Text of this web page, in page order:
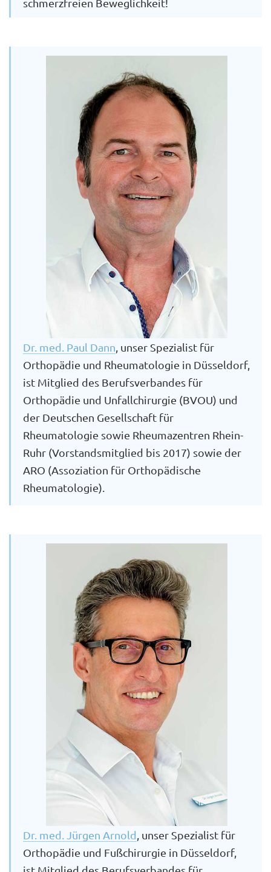
schmerzfreien Beweglichkeit!
Dr. med. Paul Dann , unser Spezialist für
Orthopädie und Rheumatologie in Düsseldorf,
ist Mitglied des Berufsverbandes für
Orthopädie und Unfallchirurgie (BVOU) und
der Deutschen Gesellschaft für
Rheumatologie sowie Rheumazentren Rhein-
Ruhr (Vorstandsmitglied bis 2017) sowie der
ARO (Assoziation für Orthopädische
Rheumatologie).
Dr. med. Jürgen Arnold , unser Spezialist für
Orthopädie und Fußchirurgie in Düsseldorf,